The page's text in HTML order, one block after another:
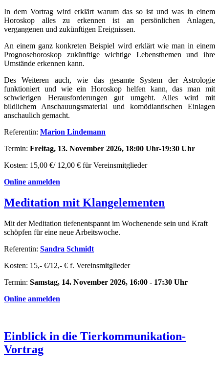
In dem Vortrag wird erklärt warum das so ist und was in einem
Horoskop alles zu erkennen ist an persönlichen Anlagen,
vergangenen und zukünftigen Ereignissen.
An einem ganz konkreten Beispiel wird erklärt wie man in einem
Prognosehoroskop zukünftige wichtige Lebensthemen und ihre
Umstände erkennen kann.
Des Weiteren auch, wie das gesamte System der Astrologie
funktioniert und wie ein Horoskop helfen kann, das man mit
schwierigen Herausforderungen gut umgeht. Alles wird mit
bildlichem Anschauungsmaterial und komödiantischen Einlagen
anschaulich gemacht.
Referentin: Marion Lindemann
Termin: Freitag, 13. November 2026, 18:00 Uhr-19:30 Uhr
Kosten: 15,00 €/ 12,00 € für Vereinsmitglieder
Online anmelden
Meditation mit Klangelementen
Mit der Meditation tiefenentspannt im Wochenende sein und Kraft
schöpfen für eine neue Arbeitswoche.
Referentin: Sandra Schmidt
Kosten: 15,- €/12,- € f. Vereinsmitglieder
Termin: Samstag, 14. November 2026, 16:00 - 17:30 Uhr
Online anmelden
Einblick in die Tierkommunikation-
Vortrag